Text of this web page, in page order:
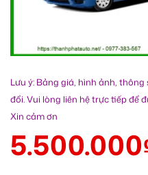
Lưu ý: Bảng giá, hình ảnh,
đổi. Vui lòng liên hệ trực tiếp để
Xin cảm ơn
5.500.000